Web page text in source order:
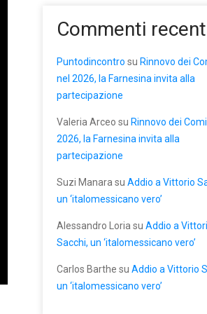
Commenti
Puntodincontro su Rinnovo dei
nel 2026, la Farnesina invita alla
partecipazione
Valeria Arceo su Rinnovo dei
2026, la Farnesina invita alla
partecipazione
Suzi Manara su Addio a Vittorio
un ‘italomessicano vero’
Alessandro Loria su Addio a
Sacchi, un ‘italomessicano vero’
Carlos Barthe su Addio a Vittorio
un ‘italomessicano vero’